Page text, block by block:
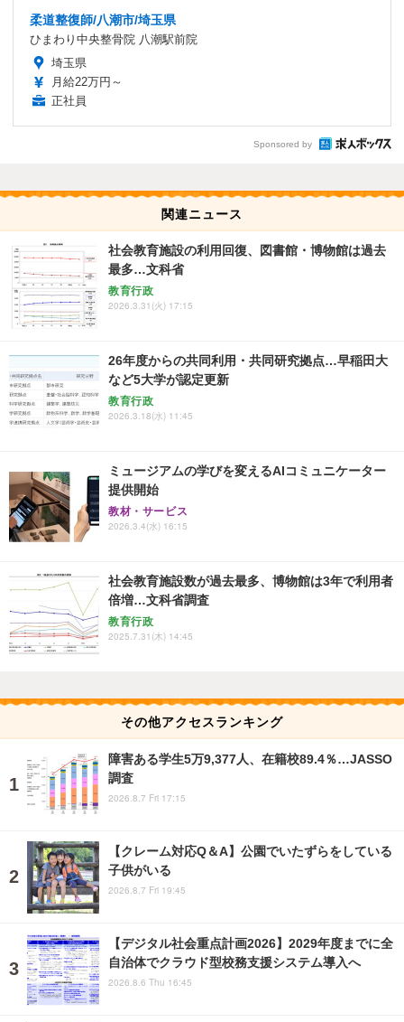
柔道整復師/八潮市/埼玉県
ひまわり中央整骨院 八潮駅前院
埼玉県
月給22万円～
正社員
Sponsored by
関連ニュース
社会教育施設の利用回復、図書館・博物館は過去
最多…文科省
教育行政
2026.3.31(火) 17:15
26年度からの共同利用・共同研究拠点…早稲田大
など5大学が認定更新
教育行政
2026.3.18(水) 11:45
ミュージアムの学びを変えるAIコミュニケーター
提供開始
教材・サービス
2026.3.4(水) 16:15
社会教育施設数が過去最多、博物館は3年で利用者
倍増…文科省調査
教育行政
2025.7.31(木) 14:45
その他アクセスランキング
障害ある学生5万9,377人、在籍校89.4％…JASSO
調査
2026.8.7 Fri 17:15
【クレーム対応Q＆A】公園でいたずらをしている
子供がいる
2026.8.7 Fri 19:45
【デジタル社会重点計画2026】2029年度までに全
自治体でクラウド型校務支援システム導入へ
2026.8.6 Thu 16:45